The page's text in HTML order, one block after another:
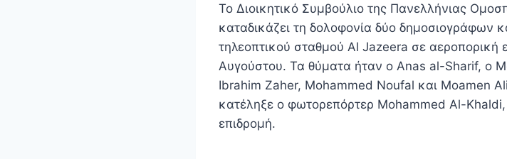
Το Διοικητικό Συμβούλιο της Πανελλήνιας
καταδικάζει τη δολοφονία δύο δημοσιογράφων
τηλεοπτικού σταθμού Al Jazeera σε αεροπορική
Αυγούστου. Τα θύματα ήταν ο Anas al-Sharif, ο
Ibrahim Zaher, Mohammed Noufal και Moamen
κατέληξε ο φωτορεπόρτερ Mohammed Al-Khaldi,
επιδρομή.